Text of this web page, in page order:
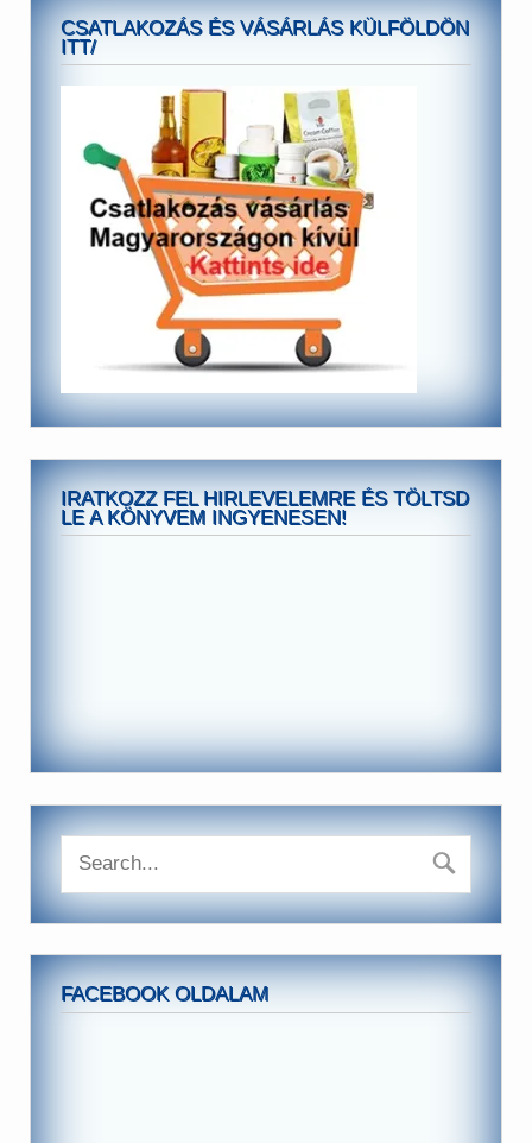
CSATLAKOZÁS ÉS VÁSÁRLÁS KÜLFÖLDÖN
ITT/
IRATKOZZ FEL HIRLEVELEMRE ÉS TÖLTSD
LE A KÖNYVEM INGYENESEN!
FACEBOOK OLDALAM